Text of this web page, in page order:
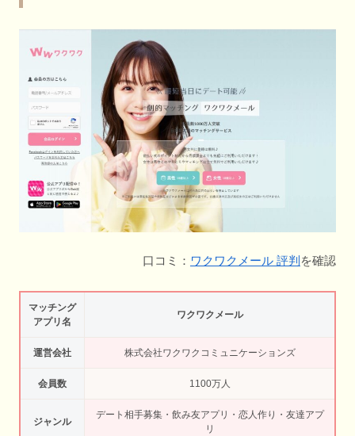
口コミ： ワクワクメール 評判 を確認
マッチング
アプリ名
ワクワクメール
運営会社 株式会社ワクワクコミュニケーションズ
会員数 1100万人
ジャンル
デート相手募集・飲み友アプリ・恋人作り・友達アプ
リ